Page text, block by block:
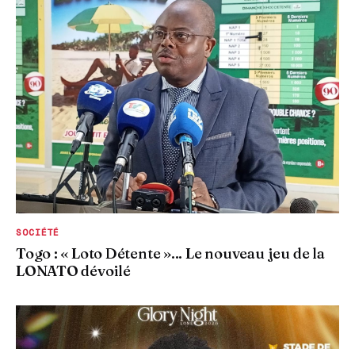
SOCIÉTÉ
Togo : « Loto Détente »... Le nouveau jeu de la
LONATO dévoilé